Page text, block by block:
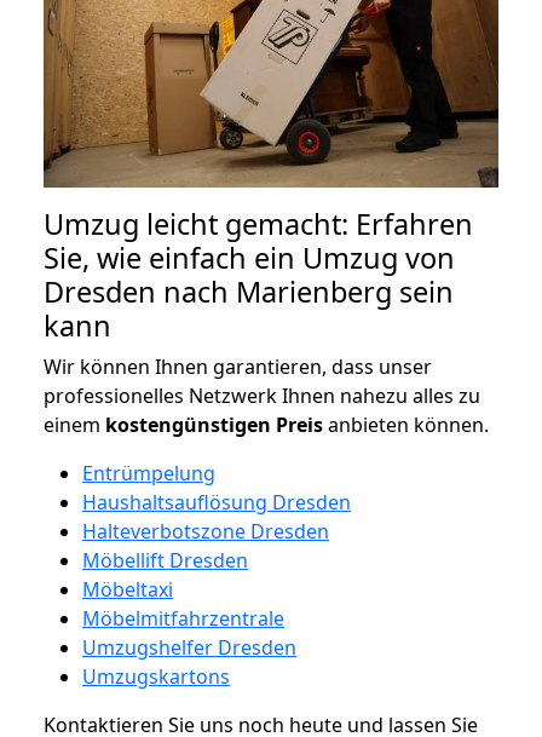
Umzug leicht gemacht: Erfahren
Sie, wie einfach ein Umzug von
Dresden nach Marienberg sein
kann
Wir können Ihnen garantieren, dass unser
professionelles Netzwerk Ihnen nahezu alles zu
einem kostengünstigen Preisanbieten können.
Entrümpelung
Haushaltsauflösung Dresden
Halteverbotszone Dresden
Möbellift Dresden
Möbeltaxi
Möbelmitfahrzentrale
Umzugshelfer Dresden
Umzugskartons
Kontaktieren Sie uns noch heute und lassen Sie